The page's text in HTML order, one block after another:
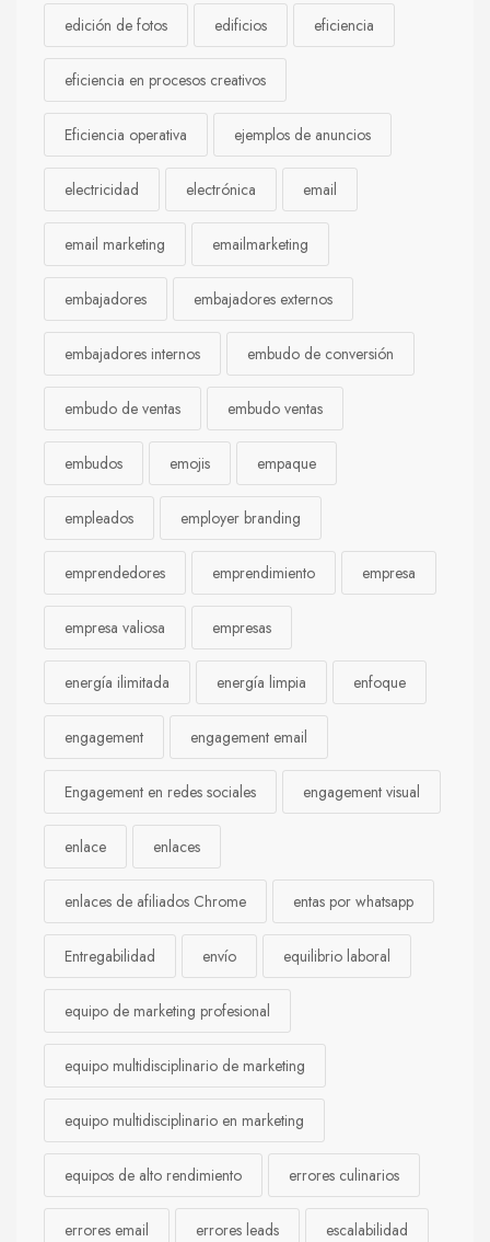
edición de fotos edificios eficiencia
eficiencia en procesos creativos
Eficiencia operativa ejemplos de anuncios
electricidad electrónica email
email marketing emailmarketing
embajadores embajadores externos
embajadores internos embudo de conversión
embudo de ventas embudo ventas
embudos emojis empaque
empleados employer branding
emprendedores emprendimiento empresa
empresa valiosa empresas
energía ilimitada energía limpia enfoque
engagement engagement email
Engagement en redes sociales engagement visual
enlace enlaces
enlaces de afiliados Chrome entas por whatsapp
Entregabilidad envío equilibrio laboral
equipo de marketing profesional
equipo multidisciplinario de marketing
equipo multidisciplinario en marketing
equipos de alto rendimiento errores culinarios
errores email errores leads escalabilidad